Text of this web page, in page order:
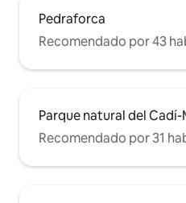
Pedraforca
Recomendado por 43
Parque natural del
Recomendado por 31